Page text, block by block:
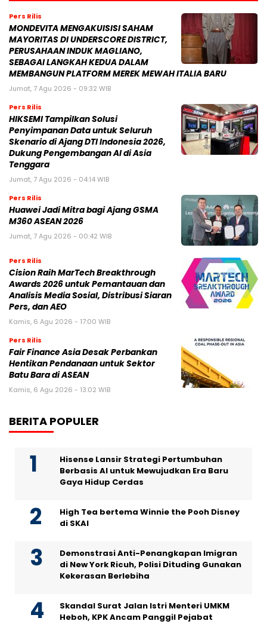
Pers Rilis
MONDEVITA MENGAKUISISI SAHAM
MAYORITAS DI UNDERSCORE DISTRICT,
PERUSAHAAN INDUK MAGLIANO,
SEBAGAI LANGKAH KEDUA DALAM
MEMBANGUN PLATFORM MEREK MEWAH ITALIA BARU
Jumat, 7 Agu 2026 - 09:32 WIB
Pers Rilis
HIKSEMI Tampilkan Solusi
Penyimpanan Data untuk Seluruh
Skenario di Ajang DTI Indonesia 2026,
Dukung Pengembangan AI di Asia
Tenggara
Jumat, 7 Agu 2026 - 04:14 WIB
Pers Rilis
Huawei Jadi Mitra bagi Ajang GSMA
M360 ASEAN 2026
Jumat, 7 Agu 2026 - 00:42 WIB
Pers Rilis
Cision Raih MarTech Breakthrough
Awards 2026 untuk Pemantauan dan
Analisis Media Sosial, Distribusi Siaran
Pers, dan AEO
Kamis, 6 Agu 2026 - 17:00 WIB
Pers Rilis
Fair Finance Asia Desak Perbankan
Hentikan Pendanaan untuk Sektor
Batu Bara di ASEAN
Kamis, 6 Agu 2026 - 13:02 WIB
BERITA POPULER
Hisense Lansir Strategi Pertumbuhan
Berbasis AI untuk Mewujudkan Era Baru
Gaya Hidup Cerdas
High Tea bertema Winnie the Pooh Disney
di SKAI
Demonstrasi Anti-Penangkapan Imigran
di New York Ricuh, Polisi Dituding Gunakan
Kekerasan Berlebiha
Skandal Surat Jalan Istri Menteri UMKM
Heboh, KPK Ancam Panggil Pejabat